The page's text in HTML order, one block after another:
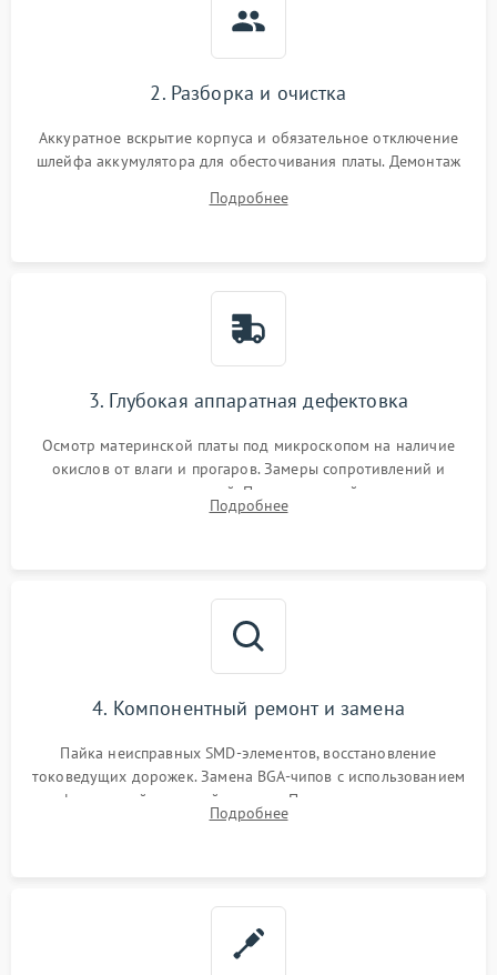
2. Разборка и очистка
Аккуратное вскрытие корпуса и обязательное отключение
шлейфа аккумулятора для обесточивания платы. Демонтаж
высохшей термопасты с кристаллов чипов.
Подробнее
3. Глубокая аппаратная дефектовка
Осмотр материнской платы под микроскопом на наличие
окислов от влаги и прогаров. Замеры сопротивлений и
дежурных напряжений. Проверка цепей питания,
мультиконтроллера, процессора и видеочипа.
Подробнее
4. Компонентный ремонт и замена
Пайка неисправных SMD-элементов, восстановление
токоведущих дорожек. Замена BGA-чипов с использованием
инфракрасной паяльной станции. Прошивка микросхемы
BIOS или замена поврежденных портов USB
Подробнее